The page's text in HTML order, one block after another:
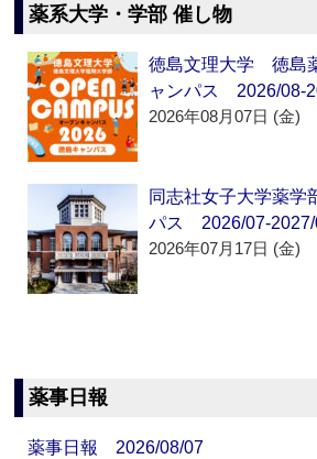
薬系大学・学部 催し物
徳島文理大学 徳島
ャンパス 2026/08-
2026年08月07日 (金)
同志社女子大学薬
パス 2026/07-2027/
2026年07月17日 (金)
薬事日報
薬事日報 2026/08/07